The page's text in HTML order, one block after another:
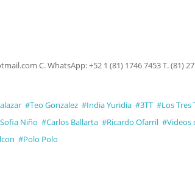
C. WhatsApp: +52 1 (81) 1746 7453 T. (81)
#Teo Gonzalez #India Yuridia #3TT #Los Tres
Niño #Carlos Ballarta #Ricardo Ofarril #Videos
#Polo Polo